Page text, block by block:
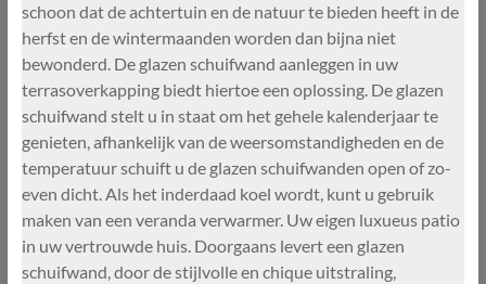
schoon dat de achtertuin en de natuur te bieden heeft in de
herfst en de wintermaanden worden dan bijna niet
bewonderd. De glazen schuifwand aanleggen in uw
terrasoverkapping biedt hiertoe een oplossing. De glazen
schuifwand stelt u in staat om het gehele kalenderjaar te
genieten, afhankelijk van de weersomstandigheden en de
temperatuur schuift u de glazen schuifwanden open of zo-
even dicht. Als het inderdaad koel wordt, kunt u gebruik
maken van een veranda verwarmer. Uw eigen luxueus patio
in uw vertrouwde huis. Doorgaans levert een glazen
schuifwand, door de stijlvolle en chique uitstraling,